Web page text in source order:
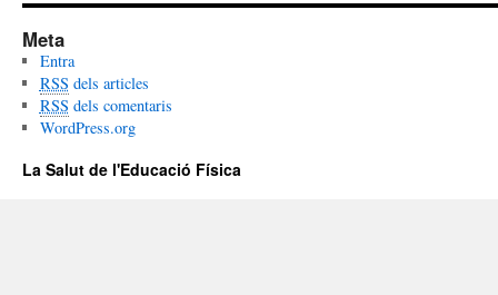
Meta
Entra
RSS dels articles
RSS dels comentaris
WordPress.org
La Salut de l'Educació Física